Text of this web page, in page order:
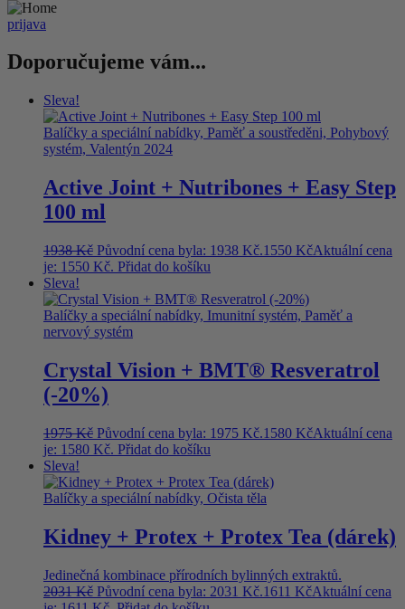
prijava
Doporučujeme vám...
Sleva!
Balíčky a speciální nabídky, Paměť a soustředěni, Pohybový
systém, Valentýn 2024
Active Joint + Nutribones + Easy Step
100 ml
1938Kč Původní cena byla: 1938 Kč.1550 KčAktuální cena
je: 1550 Kč. Přidat do košíku
Sleva!
Balíčky a speciální nabídky, Imunitní systém, Paměť a
nervový systém
Crystal Vision + BMT® Resveratrol
(-20%)
1975Kč Původní cena byla: 1975 Kč.1580 KčAktuální cena
je: 1580 Kč. Přidat do košíku
Sleva!
Balíčky a speciální nabídky, Očista těla
Kidney + Protex + Protex Tea (dárek)
Jedinečná kombinace přírodních bylinných extraktů.
2031Kč Původní cena byla: 2031 Kč.1611 KčAktuální cena